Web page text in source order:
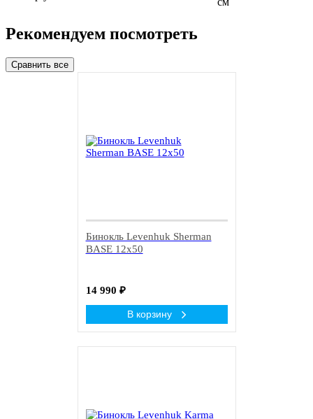
Рекомендуем посмотреть
Бинокль Levenhuk Sherman
BASE 12x50
14 990 ₽
В корзину